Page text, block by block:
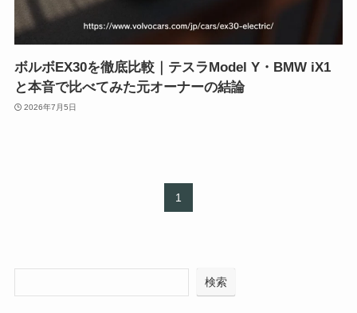
ボルボEX30を徹底比較｜テスラModel Y・BMW iX1
と本音で比べてみた元オーナーの結論
2026年7月5日
1
検索